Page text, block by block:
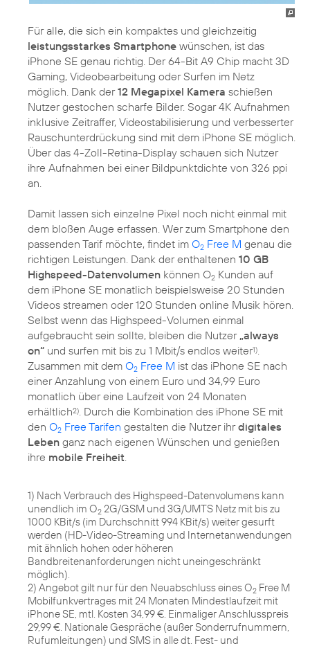
Für alle, die sich ein kompaktes und gleichzeitig
leistungsstarkes Smartphone wünschen, ist das
iPhone SE genau richtig. Der 64-Bit A9 Chip macht 3D
Gaming, Videobearbeitung oder Surfen im Netz
möglich. Dank der12 Megapixel Kamera schießen
Nutzer gestochen scharfe Bilder. Sogar 4K Aufnahmen
inklusive Zeitraffer, Videostabilisierung und verbesserter
Rauschunterdrückung sind mit dem iPhone SE möglich.
Über das 4-Zoll-Retina-Display schauen sich Nutzer
ihre Aufnahmen bei einer Bildpunktdichte von 326 ppi
an.
Damit lassen sich einzelne Pixel noch nicht einmal mit
dem bloßen Auge erfassen. Wer zum Smartphone den
passenden Tarif möchte, findet im O2 Free M genau die
richtigen Leistungen. Dank der enthaltenen 10 GB
Highspeed-Datenvolumen können O2 Kunden auf
dem iPhone SE monatlich beispielsweise 20 Stunden
Videos streamen oder 120 Stunden online Musik hören.
Selbst wenn das Highspeed-Volumen einmal
aufgebraucht sein sollte, bleiben die Nutzer „always
on“ und surfen mit bis zu 1 Mbit/s endlos weiter1)
Zusammen mit dem O2 Free M ist das iPhone SE nach
einer Anzahlung von einem Euro und 34,99 Euro
monatlich über eine Laufzeit von 24 Monaten
erhältlich2) . Durch die Kombination des iPhone SE mit
den O2 Free Tarifen gestalten die Nutzer ihrdigitales
Leben ganz nach eigenen Wünschen und genießen
ihre mobile Freiheit
1) Nach Verbrauch des Highspeed-Datenvolumens kann
unendlich im O2 2G/GSM und 3G/UMTS Netz mit bis zu
1000 KBit/s (im Durchschnitt 994 KBit/s) weiter gesurft
werden (HD-Video-Streaming und Internetanwendungen
mit ähnlich hohen oder höheren
Bandbreitenanforderungen nicht uneingeschränkt
möglich).
2) Angebot gilt nur für den Neuabschluss eines O2 Free M
Mobilfunkvertrages mit 24 Monaten Mindestlaufzeit mit
iPhone SE, mtl. Kosten 34,99 €. Einmaliger Anschlusspreis
29,99 €. Nationale Gespräche (außer Sonderrufnummern,
Rufumleitungen) und SMS in alle dt. Fest- und